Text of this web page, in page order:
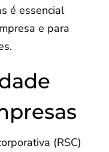
é essencial
e para
(RSC)